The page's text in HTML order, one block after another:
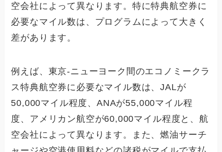
空会社によって異なります。特に特典航空券に
必要なマイル数は、プログラムによって大きく
差があります。
例えば、東京-ニューヨーク間のエコノミークラ
ス特典航空券に必要なマイル数は、JALが
50,000マイル程度、ANAが55,000マイル程
度、アメリカン航空が60,000マイル程度と、航
空会社によって異なります。また、燃油サーチ